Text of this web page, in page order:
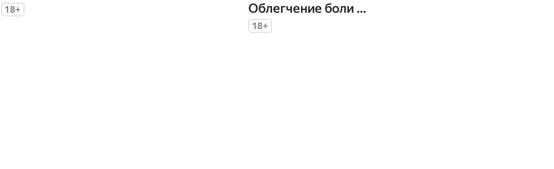
18+
Облегчение боли —
оно вечно
18+